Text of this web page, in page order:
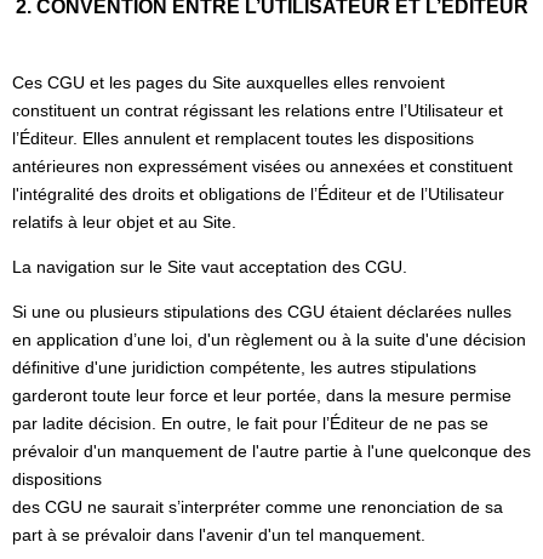
2. CONVENTION ENTRE L’UTILISATEUR ET L’ÉDITEUR
Ces CGU et les pages du Site auxquelles elles renvoient
constituent un contrat régissant les relations entre l’Utilisateur et
l’Éditeur. Elles annulent et remplacent toutes les dispositions
antérieures non expressément visées ou annexées et constituent
l'intégralité des droits et obligations de l’Éditeur et de l’Utilisateur
relatifs à leur objet et au Site.
La navigation sur le Site vaut acceptation des CGU.
Si une ou plusieurs stipulations des CGU étaient déclarées nulles
en application d’une loi, d'un règlement ou à la suite d'une décision
définitive d'une juridiction compétente, les autres stipulations
garderont toute leur force et leur portée, dans la mesure permise
par ladite décision. En outre, le fait pour l’Éditeur de ne pas se
prévaloir d'un manquement de l'autre partie à l'une quelconque des
dispositions
des CGU ne saurait s’interpréter comme une renonciation de sa
part à se prévaloir dans l'avenir d'un tel manquement.